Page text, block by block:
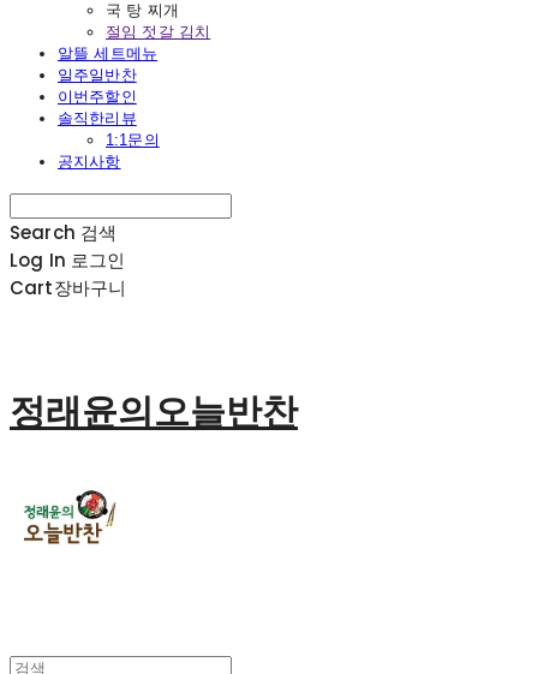
국 탕 찌개
절임 젓갈 김치
알뜰 세트메뉴
일주일반찬
이번주할인
솔직한리뷰
1:1문의
공지사항
Search 검색
Log In 로그인
Cart장바구니
정래윤의오늘반찬